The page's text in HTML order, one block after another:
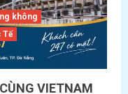
không
Tế
VIETNAM